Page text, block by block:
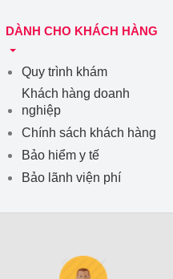
DÀNH CHO KHÁCH HÀNG
Quy trình khám
Khách hàng doanh
nghiệp
Chính sách khách hàng
Bảo hiểm y tế
Bảo lãnh viện phí